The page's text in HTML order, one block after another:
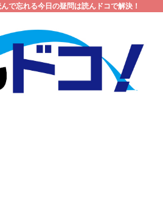
で忘れる今日の疑問は読んドコで解決！